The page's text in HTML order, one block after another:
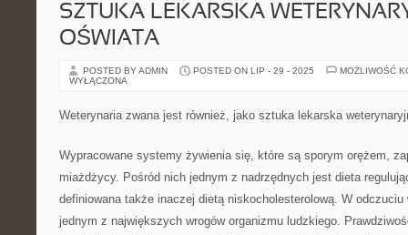
SZTUKA LEKARSKA
OŚWIATA
POSTED BY ADMIN POSTED ON LIP - 29 - 2025
MOŻLIWOŚĆ
WYŁĄCZONA
Weterynaria zwana jest również, jako sztuka lekarska
Wypracowane systemy żywienia się, które są sporym orężem,
miażdżycy. Pośród nich jednym z nadrzędnych jest dieta
definiowana także inaczej dietą niskocholesterolową. W
jednym z największych wrogów organizmu ludzkiego.